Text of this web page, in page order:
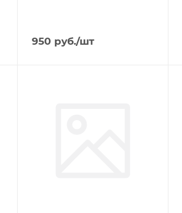
950 руб./шт